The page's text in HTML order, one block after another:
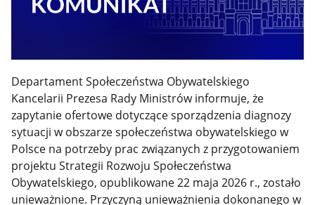
Departament Społeczeństwa Obywatelskiego
Kancelarii Prezesa Rady Ministrów informuje, że
zapytanie ofertowe dotyczące sporządzenia diagnozy
sytuacji w obszarze społeczeństwa obywatelskiego w
Polsce na potrzeby prac związanych z przygotowaniem
projektu Strategii Rozwoju Społeczeństwa
Obywatelskiego, opublikowane 22 maja 2026 r., zostało
unieważnione. Przyczyną unieważnienia dokonanego w